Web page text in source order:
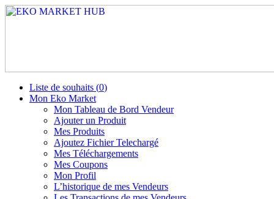
Liste de souhaits (0)
Mon Eko Market
Mon Tableau de Bord Vendeur
Ajouter un Produit
Mes Produits
Ajoutez Fichier Telechargé
Mes Téléchargements
Mes Coupons
Mon Profil
L’historique de mes Vendeurs